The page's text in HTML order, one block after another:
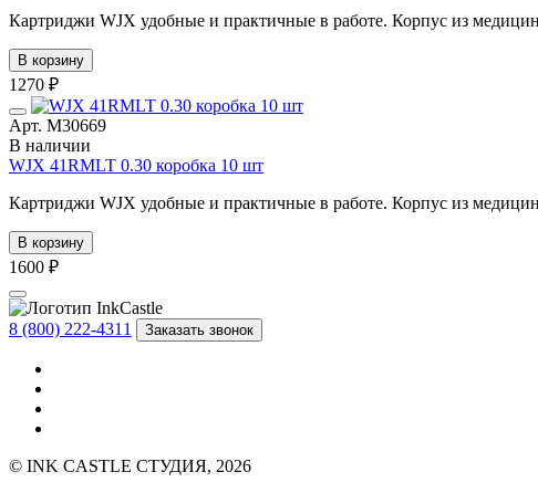
Картриджи WJX удобные и практичные в работе. Корпус из
В корзину
1270 ₽
Арт. М30669
В наличии
WJX 41RMLT 0.30 коробка 10 шт
Картриджи WJX удобные и практичные в работе. Корпус из
В корзину
1600 ₽
8 (800) 222-4311 Заказать звонок
© INK CASTLE СТУДИЯ, 2026